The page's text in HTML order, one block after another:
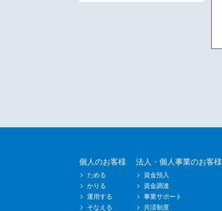
個人のお客様
ためる
かりる
運用する
そなえる
法人・個人事業のお客様
資金預入
資金調達
事業サポート
共済制度